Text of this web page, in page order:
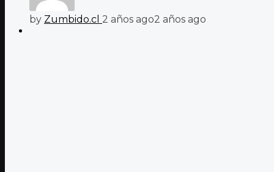
by Zumbido.cl 2 años ago2 años ago